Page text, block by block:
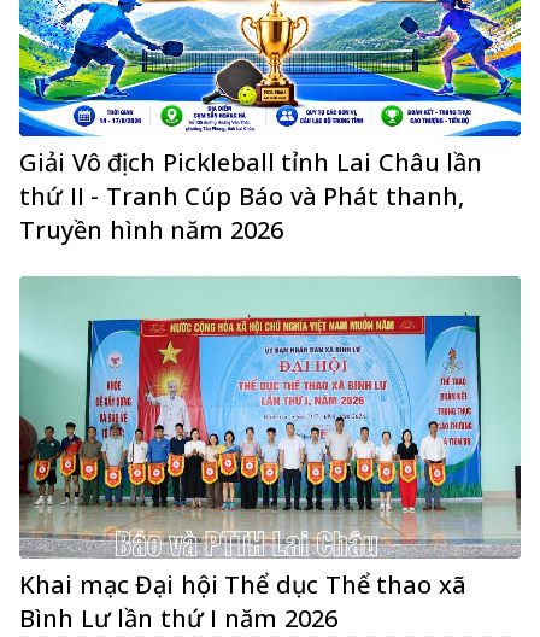
Giải Vô địch Pickleball tỉnh Lai Châu lần
thứ II - Tranh Cúp Báo và Phát thanh,
Truyền hình năm 2026
Khai mạc Đại hội Thể dục Thể thao xã
Bình Lư lần thứ I năm 2026